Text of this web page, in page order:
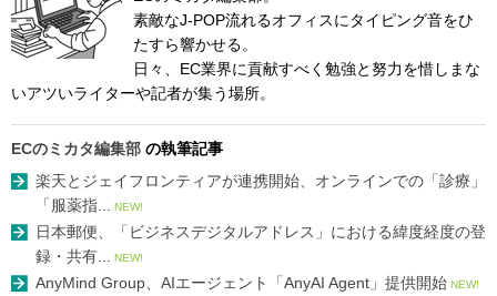
素敵なJ-POP流れるオフィスにタイピング音をひ
たすら響かせる。
日々、EC業界に貢献すべく勉強と努力を惜しまな
いアツいライターや記者が集う場所。
ECのミカタ編集部 の執筆記事
楽天とジェイフロンティアが連携開始、オンラインでの「診療」
「服薬指...
NEW!
日本郵便、「ビジネスデジタルアドレス」における緯度経度の登
録・共有...
NEW!
AnyMind Group、AIエージェント「AnyAI Agent」提供開始 NEW!